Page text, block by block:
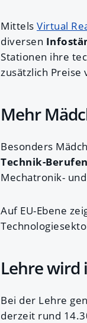
Mittels Virtual
diversen
Stationen ihre
zusätzlich Preise
Mehr
Besonders
Technik-Berufen
Mechatronik-
Auf EU-Ebene
Lehre wird
Bei der Lehre
derzeit rund